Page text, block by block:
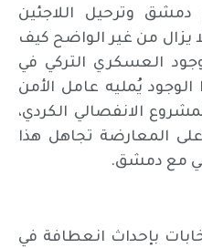
دمشق وترحيل اللاجئين
يزال من غير الواضح كيف
العسكري التركي في
الوجود يُمليه عامل الأمن
الانفصالي الكردي،
المعارضة تجاهل هذا
مع دمشق.
بإحداث انعطافة في